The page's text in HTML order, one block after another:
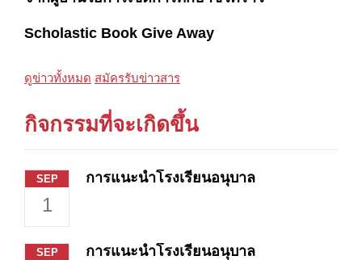
Scholastic Book Give Away
ดูข่าวทั้งหมด สมัครรับข่าวสาร
กิจกรรมที่จะเกิดขึ้น
SEP
1
การแนะนำโรงเรียนอนุบาล
SEP การแนะนำโรงเรียนอนุบาล